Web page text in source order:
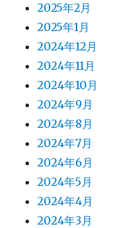
2025年2月
2025年1月
2024年12月
2024年11月
2024年10月
2024年9月
2024年8月
2024年7月
2024年6月
2024年5月
2024年4月
2024年3月